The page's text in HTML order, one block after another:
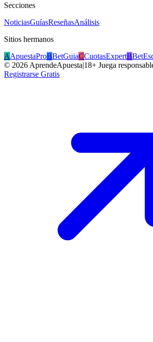
Secciones
NoticiasGuíasReseñasAnálisis
Sitios hermanos
AApuestaProBBetGuiaCCuotasExpertB
© 2026 AprendeApuesta|18+ Juega
Registrarse Gratis